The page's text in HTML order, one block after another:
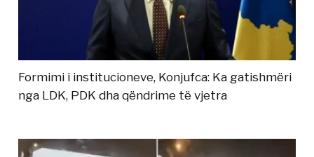
Formimi i institucioneve, Konjufca: Ka gatishmëri
nga LDK, PDK dha qëndrime të vjetra